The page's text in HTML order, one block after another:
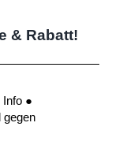
& Rabatt!
Info ●
gegen